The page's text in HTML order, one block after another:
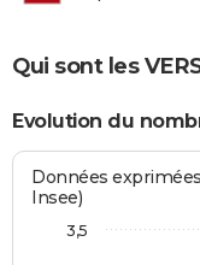
Qui sont les
Evolution du
Données
Insee)
3,5